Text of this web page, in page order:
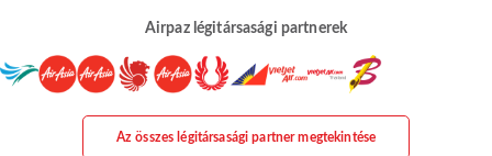
Airpaz légitársasági partnerek
Az összes légitársasági partner megtekintése